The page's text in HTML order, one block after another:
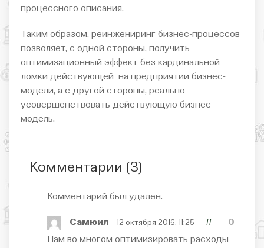
процессного описания.
Таким образом, реинжениринг бизнес-процессов
позволяет, с одной стороны, получить
оптимизационный эффект без кардинальной
ломки действующей на предприятии бизнес-
модели, а с другой стороны, реально
усовершенствовать действующую бизнес-
модель.
Комментарии (3)
Комментарий был удален.
Самюил 12 октября 2016, 11:25 #
0
Нам во многом оптимизировать расходы